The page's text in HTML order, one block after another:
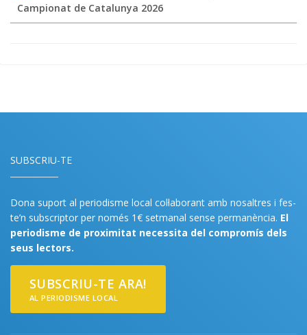
Campionat de Catalunya 2026
SUBSCRIU-TE
Dona suport al periodisme local col·laborant amb nosaltres i fes-
te’n subscriptor per només 1€ setmanal sense permanència. El
periodisme de proximitat necessita del compromís dels
seus lectors.
SUBSCRIU-TE ARA!
AL PERIODISME LOCAL